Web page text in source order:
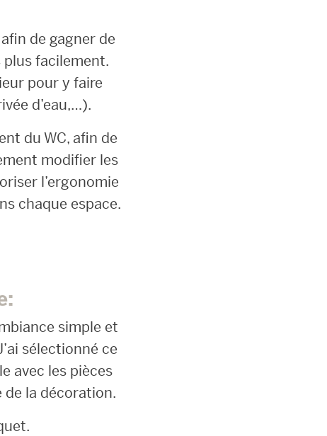
de gagner de
plus facilement.
pour y faire
d’eau,…).
du WC, afin de
modifier les
l’ergonomie
chaque espace.
simple et
sélectionné ce
avec les pièces
de la décoration.